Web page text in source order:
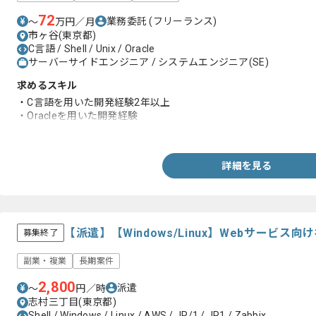
〜72万円／月 業務委託(フリーランス)
市ヶ谷(東京都)
C言語 / Shell / Unix / Oracle
サーバーサイドエンジニア / システムエンジニア(SE)
求めるスキル
・C言語を用いた開発経験2年以上
・Oracleを用いた開発経験
詳細を見る
募集終了 【派遣】【Windows/Linux】Webサービス向
副業・複業 長期案件
〜2,800円／時
派遣
志村三丁目(東京都)